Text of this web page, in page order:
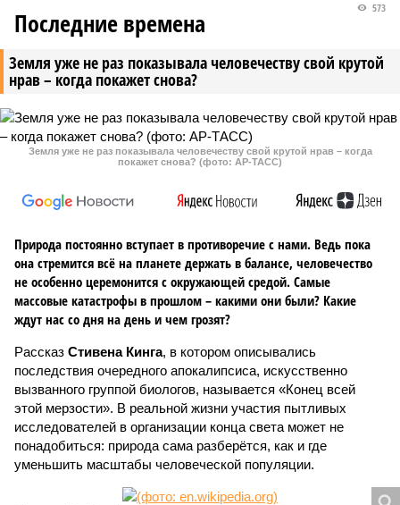
Земля уже не раз показывала человечеству свой крутой
нрав – когда покажет снова?
573
Последние времена
Земля уже не раз показывала человечеству свой крутой нрав – когда
покажет снова? (фото: АР-ТАСС)
Природа постоянно вступает в противоречие с нами. Ведь пока
она стремится всё на планете держать в балансе, человечество
не особенно церемонится с окружающей средой. Самые
массовые катастрофы в прошлом – какими они были? Какие
ждут нас со дня на день и чем грозят?
Рассказ Стивена Кинга, в котором описывались
последствия очередного апокалипсиса, искусственно
вызванного группой биологов, называется «Конец всей
этой мерзости». В реальной жизни участия пытливых
исследователей в организации конца света может не
понадобиться: природа сама разберётся, как и где
уменьшить масштабы человеческой популяции.